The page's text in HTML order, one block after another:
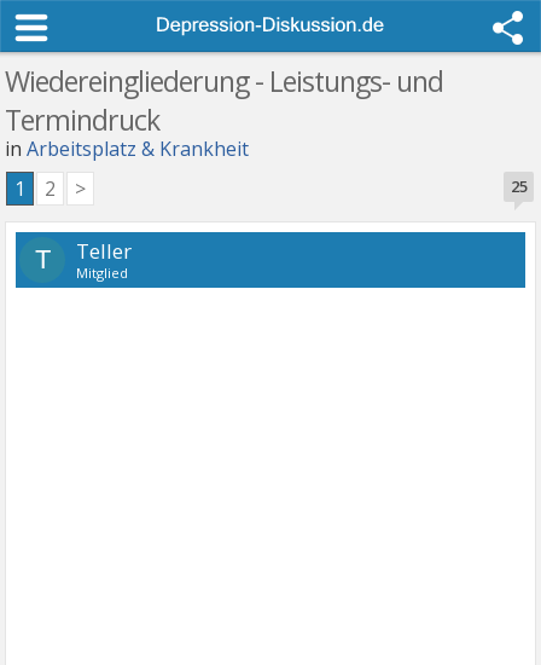
Wiedereingliederung - Leistungs- und
Termindruck
inArbeitsplatz & Krankheit
25
1 2 >
T Teller
Mitglied